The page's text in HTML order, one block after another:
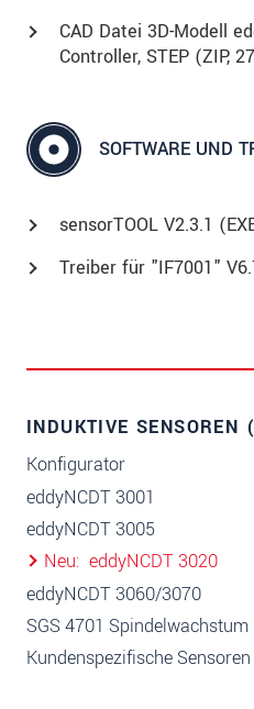
CAD Datei 3D-Modell
Controller, STEP (ZIP,
SOFTWARE UND
sensorTOOL V2.3.1 (
Treiber für "IF7001"
INDUKTIVE SENSOREN
Konfigurator
eddyNCDT 3001
eddyNCDT 3005
Neu eddyNCDT 3020
eddyNCDT 3060/3070
SGS 4701 Spindelwachstum
Kundenspezifische Sensoren